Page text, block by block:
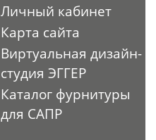
Личный кабинет
Карта сайта
Виртуальная дизайн-
студия ЭГГЕР
Каталог фурнитуры
для САПР